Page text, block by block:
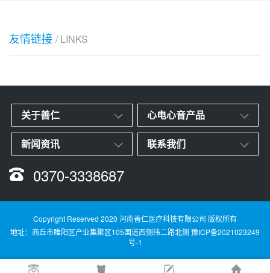
友情链接 / LINKS
关于善仁 心电心音产品
新闻资讯 联系我们
0370-3338687
Copyright Reserved 2020 河南善仁医疗科技有限公司 版权所有
地址：商丘市睢阳区产业集聚区105国道西侧纬二路北侧 豫ICP备2021023249
号-1